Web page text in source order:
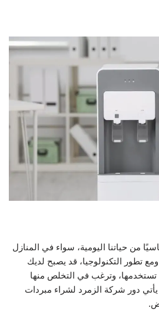
من حياتنا اليومية، سواء في المنازل
تطور التكنولوجيا، قد يصبح لديك
تستخدمها، وترغب في التخلص منها
دور شركة الزمرد لشراء مبردات